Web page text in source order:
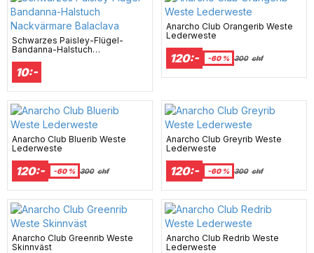
Schwarzes Paisley-Flügel-
Bandanna-Halstuch
10:-
Anarcho Club Orangerib Weste
Lederweste
120:- -60 % 300 chf
Anarcho Club Bluerib Weste
Lederweste
120:- -60 % 300 chf
Anarcho Club Greyrib Weste
Lederweste
120:- -60 % 300 chf
Anarcho Club Greenrib Weste
Skinnväst
Anarcho Club Redrib Weste
Lederweste